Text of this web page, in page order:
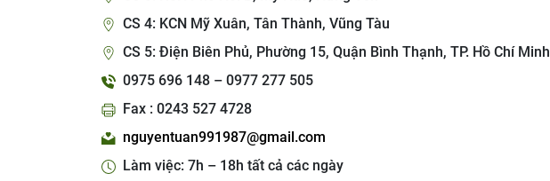
CS 4: KCN Mỹ Xuân, Tân Thành, Vũng Tàu
CS 5: Điện Biên Phủ, Phường 15, Quận Bình Thạnh, TP. Hồ Chí Minh
0975 696 148 – 0977 277 505
Fax : 0243 527 4728
nguyentuan991987@gmail.com
Làm việc: 7h – 18h tất cả các ngày